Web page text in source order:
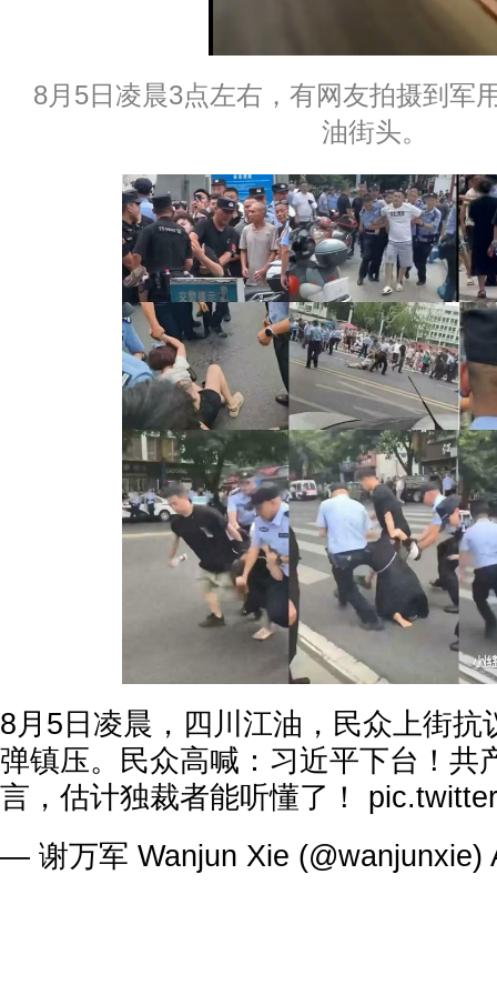
8月5日凌晨3点左右，有网友拍摄到军
油街头。
8月5日凌晨，四川江油，民众上街抗
弹镇压。民众高喊：习近平下台！共
言，估计独裁者能听懂了！
— 谢万军 Wanjun Xie (@wanjunxie)